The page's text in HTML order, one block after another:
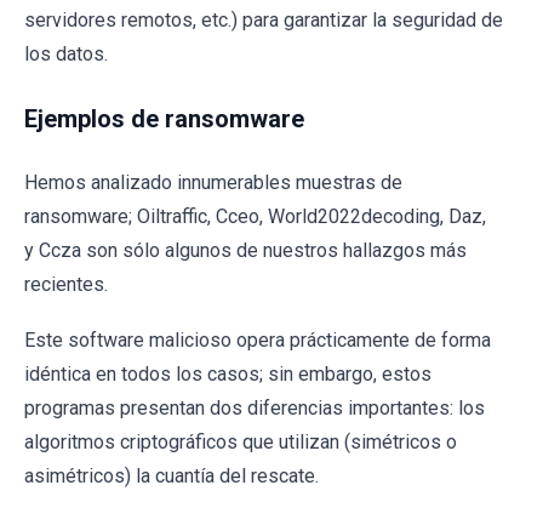
servidores remotos, etc.) para garantizar la seguridad de
los datos.
Ejemplos de ransomware
Hemos analizado innumerables muestras de
ransomware; Oiltraffic, Cceo, World2022decoding, Daz,
y Ccza son sólo algunos de nuestros hallazgos más
recientes.
Este software malicioso opera prácticamente de forma
idéntica en todos los casos; sin embargo, estos
programas presentan dos diferencias importantes: los
algoritmos criptográficos que utilizan (simétricos o
asimétricos) la cuantía del rescate.